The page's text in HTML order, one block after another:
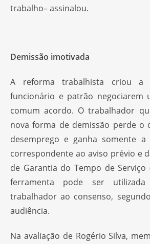
trabalho– assinalou.
Demissão imotivada
A reforma trabalhista criou a
funcionário e patrão negociarem
comum acordo. O trabalhador
nova forma de demissão perde o
desemprego e ganha somente
correspondente ao aviso prévio e
de Garantia do Tempo de Serviço
ferramenta pode ser
trabalhador ao consenso,
audiência.
Na avaliação de Rogério Silva,